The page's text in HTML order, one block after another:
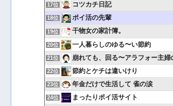
17位 コツカチ日記
18位 ポイ活の先輩
19位 干物女の家計簿。
20位 一人暮らしのゆる〜い節約
21位 崩れても、回る〜アラフォー主婦の
22位 節約とケチは違いけり
23位 年金だけで生活して 雀の涙
24位 まったりポイ活サイト